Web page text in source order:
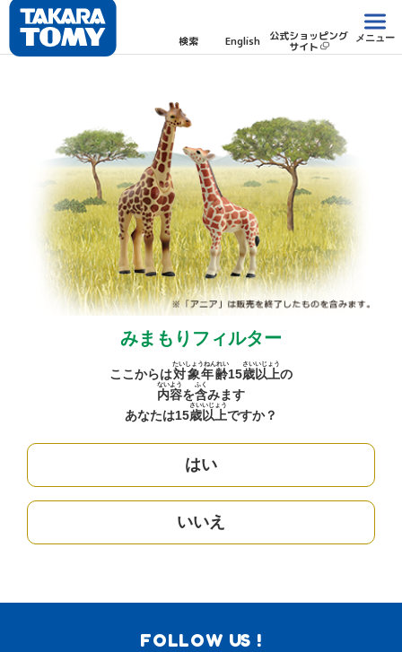
検索 English 公式ショッピング
サイト
メニュー
みまもりフィルター
ここからは対象年齢
たいしょうねんれい
15歳
さい
以上
いじょう
の
内容
ないよう
を含
ふく
みます
あなたは15歳
さい
以上
いじょう
ですか？
はい
いいえ
FOLLOW US !